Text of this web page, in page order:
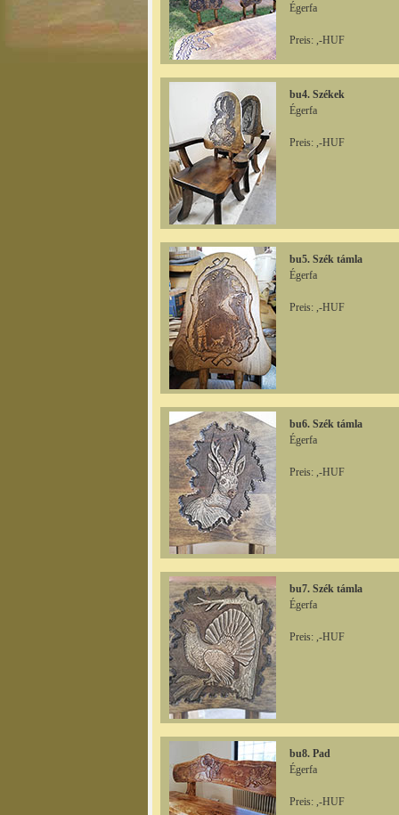
Égerfa
Preis: ,-HUF
bu4. Székek
Égerfa
Preis: ,-HUF
bu5. Szék támla
Égerfa
Preis: ,-HUF
bu6. Szék támla
Égerfa
Preis: ,-HUF
bu7. Szék támla
Égerfa
Preis: ,-HUF
bu8. Pad
Égerfa
Preis: ,-HUF